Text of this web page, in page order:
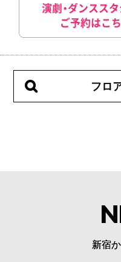
演劇・ダンスス
ご予約はこ
フロ
新宿